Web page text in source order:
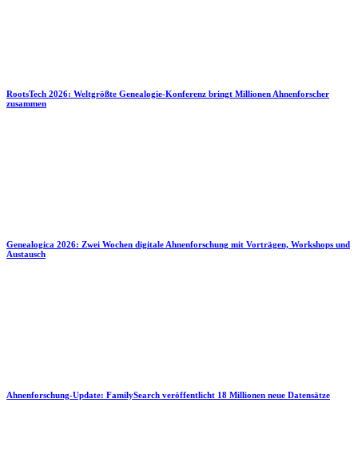
RootsTech 2026: Weltgrößte Genealogie-Konferenz bringt Millionen Ahnenforscher
zusammen
Genealogica 2026: Zwei Wochen digitale Ahnenforschung mit Vorträgen, Workshops und
Austausch
Ahnenforschung-Update: FamilySearch veröffentlicht 18 Millionen neue Datensätze